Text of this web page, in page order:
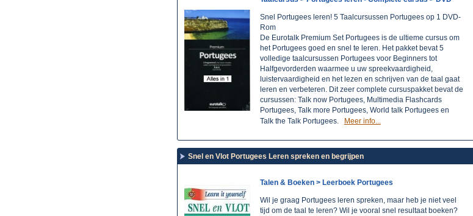
Snel Portugees leren! 5 Taalcursussen Portugees op 1 DVD-
Rom
De Eurotalk Premium Set Portugees is de ultieme cursus om
het Portugees goed en snel te leren. Het pakket bevat 5
volledige taalcursussen Portugees voor Beginners tot
Halfgevorderden waarmee u uw spreekvaardigheid,
luistervaardigheid en het lezen en schrijven van de taal gaat
leren en verbeteren. Dit zeer complete cursuspakket bevat de
cursussen: Talk now Portugees, Multimedia Flashcards
Portugees, Talk more Portugees, World talk Portugees en
Talk the Talk Portugees.
Meer info...
Snel en Vlot Portugees Leren spreken en begrijpen
Talen & Boeken > Leerboek Portugees
Wil je graag Portugees leren spreken, maar heb je niet veel
tijd om de taal te leren? Wil je vooral snel resultaat boeken?